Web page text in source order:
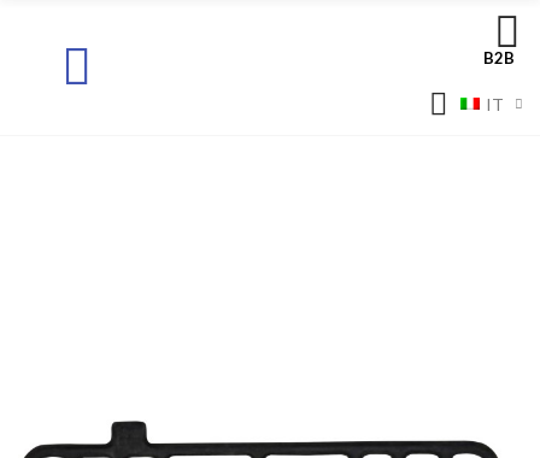
B2B
IT